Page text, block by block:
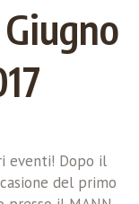
eventi! Dopo il
del primo